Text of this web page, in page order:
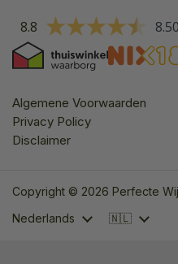
8.8
Algemene Voorwaarden
Privacy Policy
Disclaimer
Copyright © 2026 Perfecte
Taal
Nederlands Land/region
🇳🇱